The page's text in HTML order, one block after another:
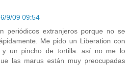
9/09 09:54
periódicos extranjeros porque no se
Me pido un Liberation con
y un pincho de tortilla: así no me lo
las marus están muy preocupadas